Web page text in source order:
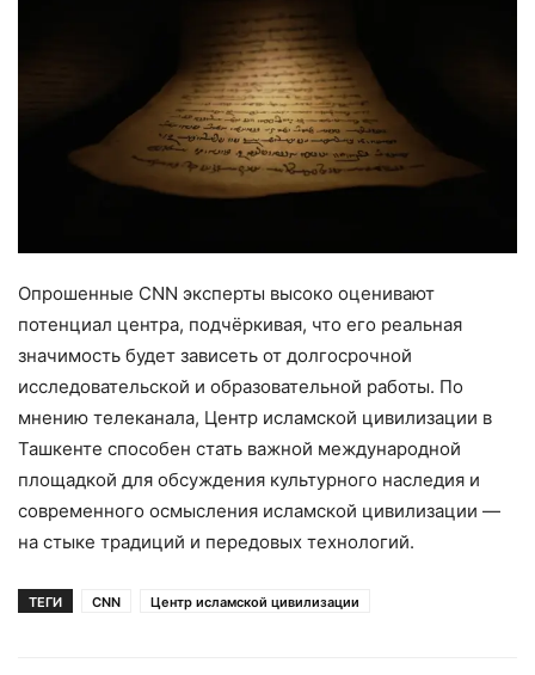
Опрошенные CNN эксперты высоко оценивают
потенциал центра, подчёркивая, что его реальная
значимость будет зависеть от долгосрочной
исследовательской и образовательной работы. По
мнению телеканала, Центр исламской цивилизации в
Ташкенте способен стать важной международной
площадкой для обсуждения культурного наследия и
современного осмысления исламской цивилизации —
на стыке традиций и передовых технологий.
ТЕГИ CNN Центр исламской цивилизации